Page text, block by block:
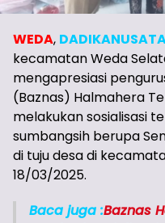
WEDA,
kecamatan Weda
mengapresiasi
(Baznas) Halmahera
melakukan sosialisasi
sumbangsih berupa
di tuju desa di
18/03/2025.
Baca juga :Baznas